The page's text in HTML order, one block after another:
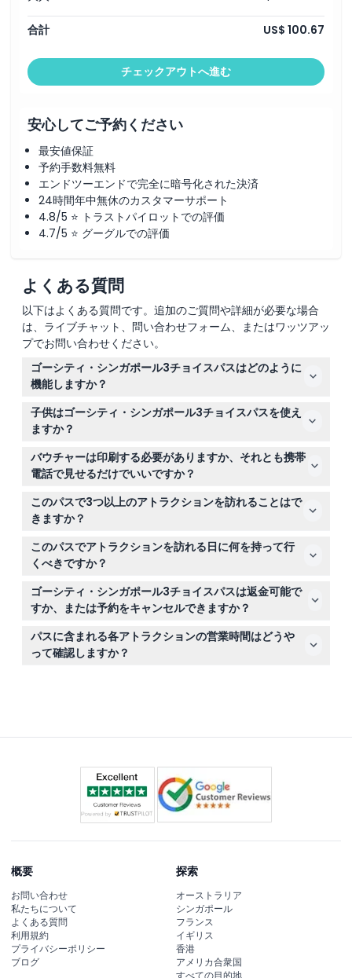
合計 US$ 100.67
チェックアウトへ進む
安心してご予約ください
最安値保証
予約手数料無料
エンドツーエンドで完全に暗号化された決済
24時間年中無休のカスタマーサポート
4.8/5 ⭐ トラストパイロットでの評価
4.7/5 ⭐ グーグルでの評価
よくある質問
以下はよくある質問です。追加のご質問や詳細が必要な場合
は、ライブチャット、問い合わせフォーム、またはワッツアッ
プでお問い合わせください。
ゴーシティ・シンガポール3チョイスパスはどのように
機能しますか？
40以上の選択肢から任意の3つのアトラクションを選び、
それらへの入場が可能です。パスは最初のアトラクション
に入場したときに有効になり、連続した60日間有効なの
で、自分のペースでシンガポールを探索できます。
子供はゴーシティ・シンガポール3チョイスパスを使え
ますか？
はい、このパスは3歳から12歳の子供、および13歳から99
歳の大人に適しています。
バウチャーは印刷する必要がありますか、それとも携帯
電話で見せるだけでいいですか？
携帯電話のデジタルバウチャーを提示するだけでアトラク
ションに入場でき、手軽でペーパーレスです。
このパスで3つ以上のアトラクションを訪れることはで
きますか？
いいえ、このパスは正確に3つのアトラクションへの入場
を許可しています。それ以上訪れたい場合は、より多くの
オプションがあるパスを選んでください。
このパスでアトラクションを訪れる日に何を持って行
くべきですか？
携帯電話のデジタルバウチャー、必要に応じて有効なID、
そしてたくさん歩く可能性があるので快適な靴をお持ちく
ださい。
ゴーシティ・シンガポール3チョイスパスは返金可能で
すか、または予約をキャンセルできますか？
チケットは返金不可でキャンセルもできませんので、予約
前に日程と計画が確定していることをご確認ください。
パスに含まれる各アトラクションの営業時間はどうや
って確認しますか？
概要
お問い合わせ
私たちについて
よくある質問
利用規約
プライバシーポリシー
ブログ
探索
オーストラリア
シンガポール
フランス
イギリス
香港
アメリカ合衆国
すべての目的地